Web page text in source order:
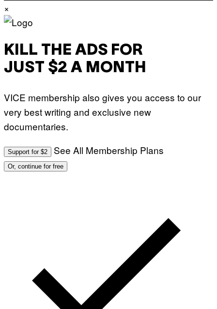
×
KILL THE ADS FOR
JUST $2 A MONTH
VICE membership also gives you access to our
very best writing and exclusive new
documentaries.
Support for $2 See All Membership Plans
Or, continue for free